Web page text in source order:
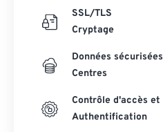
SSL/TLS
Cryptage
Données sécurisées
Centres
Contrôle d'accès et
Authentification